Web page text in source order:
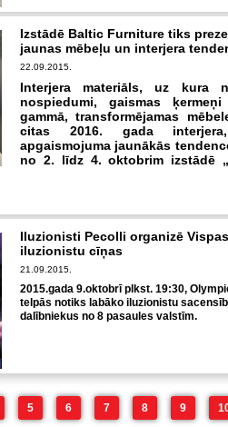
Izstādē Baltic Furniture tiks
jaunas mēbeļu un interjera
22.09.2015.
Interjera materiāls, uz kura
nospiedumi, gaismas
gammā, transformējamas
citas 2016. gada
apgaismojuma jaunākās
no 2. līdz 4. oktobrim izstādē
Iluzionisti Pecolli organizē
iluzionistu cīņas
21.09.2015.
2015.gada 9.oktobrī plkst. 19:30,
telpās notiks labāko iluzionistu
dalībniekus no 8 pasaules valstīm.
5 6 7 8 9